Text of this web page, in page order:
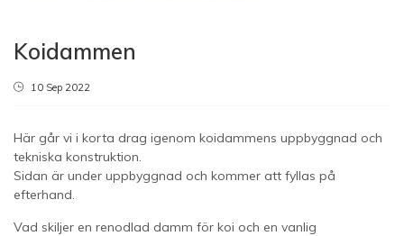
Koidammen
10 Sep 2022
Här går vi i korta drag igenom koidammens uppbyggnad och
tekniska konstruktion.
Sidan är under uppbyggnad och kommer att fyllas på
efterhand.
Vad skiljer en renodlad damm för koi och en vanlig